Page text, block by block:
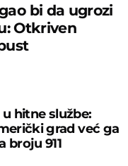
bi da ugrozi
Otkriven
hitne službe:
grad već ga
broju 911